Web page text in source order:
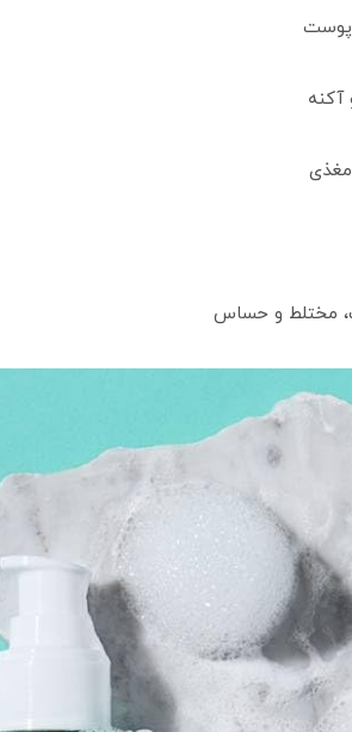
پوست
آکنه
مختلط و حساس